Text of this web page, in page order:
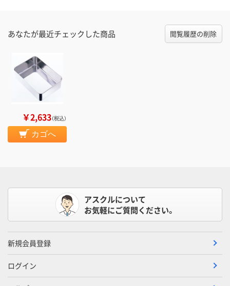
あなたが最近チェックした商品 閲覧履歴の削除
￥2,633（税込）
カゴへ
アスクルについて
お気軽にご質問ください。
新規会員登録
ログイン